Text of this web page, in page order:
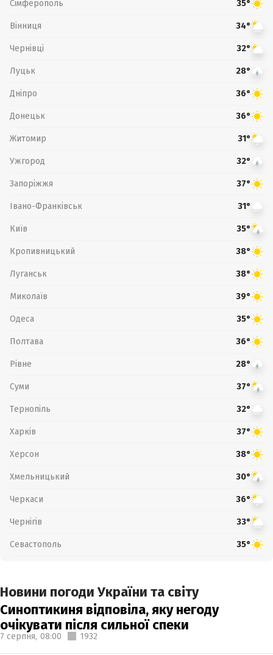
Сімферополь 35°
Вінниця 34°
Чернівці 32°
Луцьк 28°
Дніпро 36°
Донецьк 36°
Житомир 31°
Ужгород 32°
Запоріжжя 37°
Івано-Франківськ 31°
Київ 35°
Кропивницький 38°
Луганськ 38°
Миколаїв 39°
Одеса 35°
Полтава 36°
Рівне 28°
Суми 37°
Тернопіль 32°
Харків 37°
Херсон 38°
Хмельницький 30°
Черкаси 36°
Чернігів 33°
Севастополь 35°
Новини погоди України та світу
Синоптикиня відповіла, яку негоду
очікувати після сильної спеки
7 серпня, 08:00 1932